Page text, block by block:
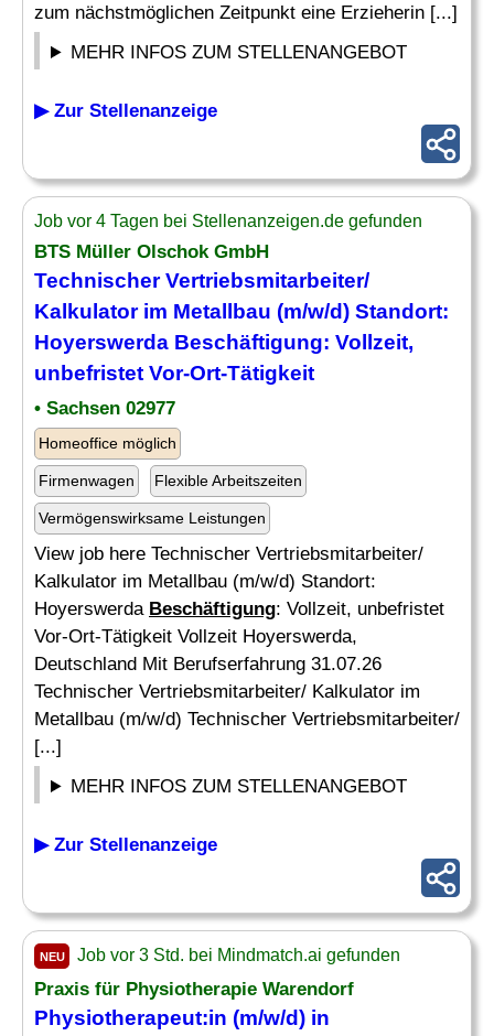
zum nächstmöglichen Zeitpunkt eine Erzieherin [...]
MEHR INFOS ZUM STELLENANGEBOT
▶ Zur Stellenanzeige
Job vor 4 Tagen bei Stellenanzeigen.de gefunden
BTS Müller Olschok GmbH
Technischer Vertriebsmitarbeiter/
Kalkulator im Metallbau (m/w/d) Standort:
Hoyerswerda Beschäftigung: Vollzeit,
unbefristet Vor-Ort-Tätigkeit
• Sachsen 02977
Homeoffice möglich
Firmenwagen Flexible Arbeitszeiten
Vermögenswirksame Leistungen
View job here Technischer Vertriebsmitarbeiter/
Kalkulator im Metallbau (m/w/d) Standort:
Hoyerswerda Beschäftigung: Vollzeit, unbefristet
Vor-Ort-Tätigkeit Vollzeit Hoyerswerda,
Deutschland Mit Berufserfahrung 31.07.26
Technischer Vertriebsmitarbeiter/ Kalkulator im
Metallbau (m/w/d) Technischer Vertriebsmitarbeiter/
[...]
MEHR INFOS ZUM STELLENANGEBOT
▶ Zur Stellenanzeige
NEU Job vor 3 Std. bei Mindmatch.ai gefunden
Praxis für Physiotherapie Warendorf
Physiotherapeut:in (m/w/d) in